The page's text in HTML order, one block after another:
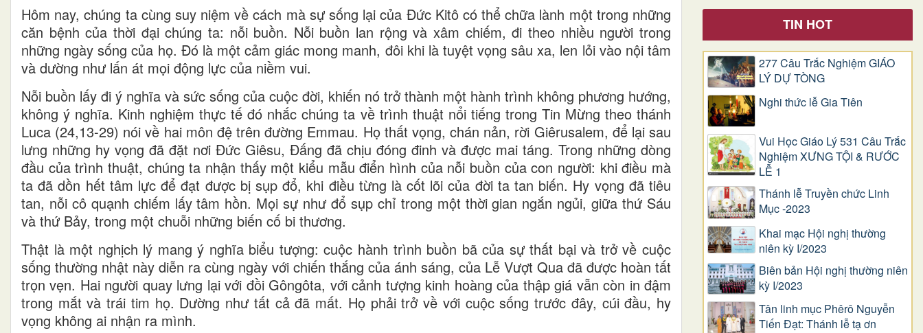
Hôm nay, chúng ta cùng suy niệm về cách mà sự sống lại của Đức Kitô có thể chữa lành một trong những
căn bệnh của thời đại chúng ta: nỗi buồn. Nỗi buồn lan rộng và xâm chiếm, đi theo nhiều người trong
những ngày sống của họ. Đó là một cảm giác mong manh, đôi khi là tuyệt vọng sâu xa, len lỏi vào nội tâm
và dường như lấn át mọi động lực của niềm vui.
Nỗi buồn lấy đi ý nghĩa và sức sống của cuộc đời, khiến nó trở thành một hành trình không phương hướng,
không ý nghĩa. Kinh nghiệm thực tế đó nhắc chúng ta về trình thuật nổi tiếng trong Tin Mừng theo thánh
Luca (24,13-29) nói về hai môn đệ trên đường Emmau. Họ thất vọng, chán nản, rời Giêrusalem, để lại sau
lưng những hy vọng đã đặt nơi Đức Giêsu, Đấng đã chịu đóng đinh và được mai táng. Trong những dòng
đầu của trình thuật, chúng ta nhận thấy một kiểu mẫu điển hình của nỗi buồn của con người: khi điều mà
ta đã dồn hết tâm lực để đạt được bị sụp đổ, khi điều từng là cốt lõi của đời ta tan biến. Hy vọng đã tiêu
tan, nỗi cô quạnh chiếm lấy tâm hồn. Mọi sự như đổ sụp chỉ trong một thời gian ngắn ngủi, giữa thứ Sáu
và thứ Bảy, trong một chuỗi những biến cố bi thương.
Thật là một nghịch lý mang ý nghĩa biểu tượng: cuộc hành trình buồn bã của sự thất bại và trở về cuộc
sống thường nhật này diễn ra cùng ngày với chiến thắng của ánh sáng, của Lễ Vượt Qua đã được hoàn tất
trọn vẹn. Hai người quay lưng lại với đồi Gôngôta, với cảnh tượng kinh hoàng của thập giá vẫn còn in đậm
trong mắt và trái tim họ. Dường như tất cả đã mất. Họ phải trở về với cuộc sống trước đây, cúi đầu, hy
vọng không ai nhận ra mình.
TIN HOT
277 Câu Trắc Nghiệm GIÁO
LÝ DỰ TÒNG
Nghi thức lễ Gia Tiên
Vui Học Giáo Lý 531 Câu Trắc
Nghiệm XƯNG TỘI & RƯỚC
LỄ 1
Thánh lễ Truyền chức Linh
Mục -2023
Khai mạc Hội nghị thường
niên kỳ I/2023
Biên bản Hội nghị thường niên
kỳ I/2023
Tân linh mục Phêrô Nguyễn
Tiến Đạt: Thánh lễ tạ ơn